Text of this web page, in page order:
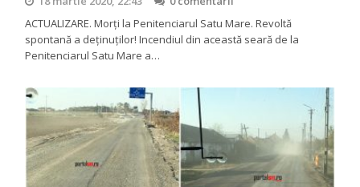
ACTUALIZARE. Morți la Penitenciarul Satu Mare. Revoltă
spontană a deținuților! Incendiul din această seară de la
Penitenciarul Satu Mare a…